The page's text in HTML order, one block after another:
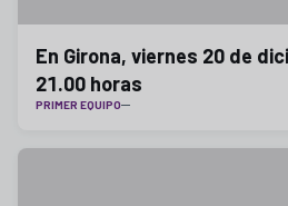
En Girona, viernes 20 de
21.00 horas
PRIMER EQUIPO